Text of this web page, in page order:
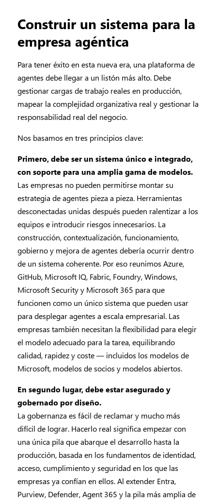
Construir un sistema para la
empresa agéntica
Para tener éxito en esta nueva era, una plataforma de
agentes debe llegar a un listón más alto. Debe
gestionar cargas de trabajo reales en producción,
mapear la complejidad organizativa real y gestionar la
responsabilidad real del negocio.
Nos basamos en tres principios clave:
Primero, debe ser un sistema único e integrado,
con soporte para una amplia gama de modelos.
Las empresas no pueden permitirse montar su
estrategia de agentes pieza a pieza. Herramientas
desconectadas unidas después pueden ralentizar a los
equipos e introducir riesgos innecesarios. La
construcción, contextualización, funcionamiento,
gobierno y mejora de agentes debería ocurrir dentro
de un sistema coherente. Por eso reunimos Azure,
GitHub, Microsoft IQ, Fabric, Foundry, Windows,
Microsoft Security y Microsoft 365 para que
funcionen como un único sistema que pueden usar
para desplegar agentes a escala empresarial. Las
empresas también necesitan la flexibilidad para elegir
el modelo adecuado para la tarea, equilibrando
calidad, rapidez y coste — incluidos los modelos de
Microsoft, modelos de socios y modelos abiertos.
En segundo lugar, debe estar asegurado y
gobernado por diseño.
La gobernanza es fácil de reclamar y mucho más
difícil de lograr. Hacerlo real significa empezar con
una única pila que abarque el desarrollo hasta la
producción, basada en los fundamentos de identidad,
acceso, cumplimiento y seguridad en los que las
empresas ya confían en ellos. Al extender Entra,
Purview, Defender, Agent 365 y la pila más amplia de